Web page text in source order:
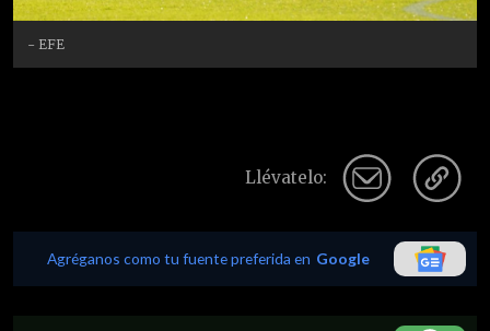
- EFE
Llévatelo:
Agréganos como tu fuente preferida en Google